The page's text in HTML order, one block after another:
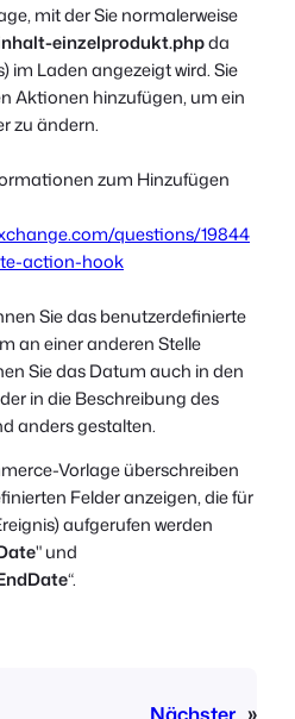
mit der Sie normalerweise
einzelprodukt.phpda
im Laden angezeigt wird. Sie
Aktionen hinzufügen, um ein
zu ändern.
zum Hinzufügen
questions/19844
action-hook
Sie das benutzerdefinierte
an einer anderen Stelle
Sie das Datum auch in den
in die Beschreibung des
anders gestalten.
Vorlage überschreiben
Felder anzeigen, die für
aufgerufen werden
" und
“.
Nächster »